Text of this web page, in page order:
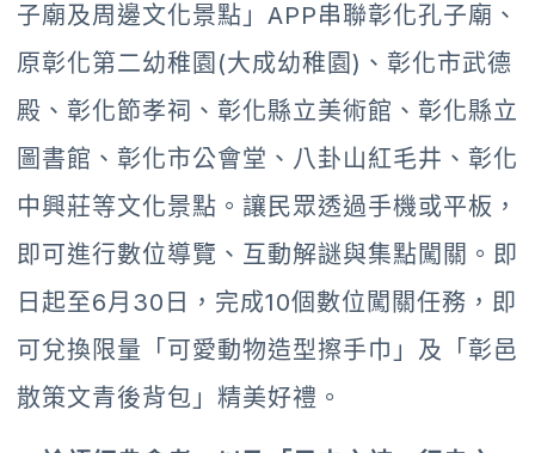
子廟及周邊文化景點」APP串聯彰化孔子廟、
原彰化第二幼稚園(大成幼稚園)、彰化市武德
殿、彰化節孝祠、彰化縣立美術館、彰化縣立
圖書館、彰化市公會堂、八卦山紅毛井、彰化
中興莊等文化景點。讓民眾透過手機或平板，
即可進行數位導覽、互動解謎與集點闖關。即
日起至6月30日，完成10個數位闖關任務，即
可兌換限量「可愛動物造型擦手巾」及「彰邑
散策文青後背包」精美好禮。